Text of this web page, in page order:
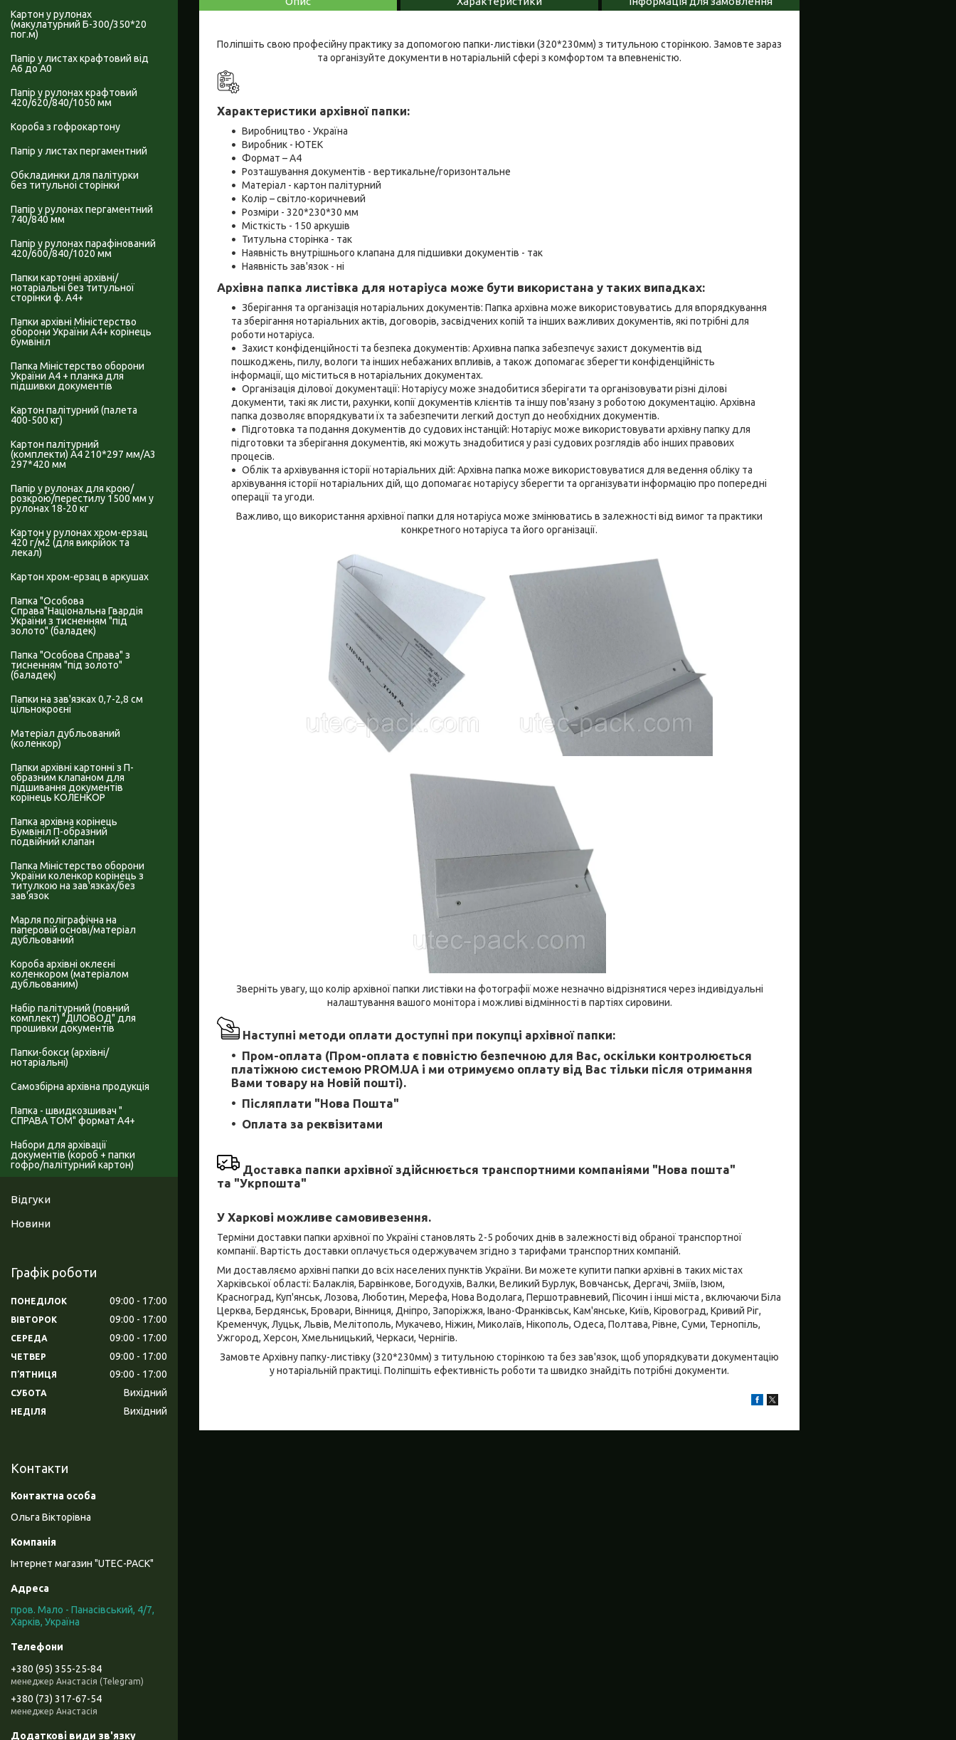
Поліпшіть свою професійну практику за допомогою папки-листівки (320*230мм) з титульною сторінкою. Замовте зараз
та організуйте документи в нотаріальній сфері з комфортом та впевненістю.
Характеристики архівної папки:
Виробництво - Україна
Виробник - ЮТЕК
Формат – А4
Розташування документів - вертикальне/горизонтальне
Матеріал - картон палітурний
Колір – світло-коричневий
Розміри - 320*230*30 мм
Місткість - 150 аркушів
Титульна сторінка - так
Наявність внутрішнього клапана для підшивки документів - так
Наявність зав'язок - ні
Архівна папка листівка для нотаріуса може бути використана у таких випадках:
Зберігання та організація нотаріальних документів: Папка архівна може використовуватись для впорядкування
та зберігання нотаріальних актів, договорів, засвідчених копій та інших важливих документів, які потрібні для
роботи нотаріуса.
Захист конфіденційності та безпека документів: Архивна папка забезпечує захист документів від
пошкоджень, пилу, вологи та інших небажаних впливів, а також допомагає зберегти конфіденційність
інформації, що міститься в нотаріальних документах.
Організація ділової документації: Нотаріусу може знадобитися зберігати та організовувати різні ділові
документи, такі як листи, рахунки, копії документів клієнтів та іншу пов'язану з роботою документацію. Архівна
папка дозволяє впорядкувати їх та забезпечити легкий доступ до необхідних документів.
Підготовка та подання документів до судових інстанцій: Нотаріус може використовувати архівну папку для
підготовки та зберігання документів, які можуть знадобитися у разі судових розглядів або інших правових
процесів.
Облік та архівування історії нотаріальних дій: Архівна папка може використовуватися для ведення обліку та
архівування історії нотаріальних дій, що допомагає нотаріусу зберегти та організувати інформацію про попередні
операції та угоди.
Важливо, що використання архівної папки для нотаріуса може змінюватись в залежності від вимог та практики
конкретного нотаріуса та його організації.
Зверніть увагу, що колір архівної папки листівки на фотографії може незначно відрізнятися через індивідуальні
налаштування вашого монітора і можливі відмінності в партіях сировини.
Наступні методи оплати доступні при покупці архівної папки:
Пром-оплата (Пром-оплата є повністю безпечною для Вас, оскільки контролюється
платіжною системою PROM.UA і ми отримуємо оплату від Вас тільки після отримання
Вами товару на Новій пошті).
Післяплати "Нова Пошта"
Оплата за реквізитами
Доставка папки архівної здійснюється транспортними компаніями "Нова пошта"
та "Укрпошта"
У Харкові можливе самовивезення.
Терміни доставки папки архівної по Україні становлять 2-5 робочих днів в залежності від обраної транспортної
компанії. Вартість доставки оплачується одержувачем згідно з тарифами транспортних компаній.
Ми доставляємо архівні папки до всіх населених пунктів України. Ви можете купити папки архівні в таких містах
Харківської області: Балаклія, Барвінкове, Богодухів, Валки, Великий Бурлук, Вовчанськ, Дергачі, Зміїв, Ізюм,
Красноград, Куп'янськ, Лозова, Люботин, Мерефа, Нова Водолага, Першотравневий, Пісочин і інші міста , включаючи Біла
Церква, Бердянськ, Бровари, Вінниця, Дніпро, Запоріжжя, Івано-Франківськ, Кам'янське, Київ, Кіровоград, Кривий Ріг,
Кременчук, Луцьк, Львів, Мелітополь, Мукачево, Ніжин, Миколаїв, Нікополь, Одеса, Полтава, Рівне, Суми, Тернопіль,
Ужгород, Херсон, Хмельницький, Черкаси, Чернігів.
Замовте Архівну папку-листівку (320*230мм) з титульною сторінкою та без зав'язок, щоб упорядкувати документацію
у нотаріальній практиці. Поліпшіть ефективність роботи та швидко знайдіть потрібні документи.
Картон у рулонах
(макулатурний Б-300/350*20
пог.м)
Папір у листах крафтовий від
А6 до А0
Папір у рулонах крафтовий
420/620/840/1050 мм
Короба з гофрокартону
Папір у листах пергаментний
Обкладинки для палітурки
без титульноі сторінки
Папір у рулонах пергаментний
740/840 мм
Папір у рулонах парафінований
420/600/840/1020 мм
Папки картонні архівні/
нотаріальні без титульної
сторінки ф. А4+
Папки архівні Міністерство
оборони України А4+ корінець
бумвініл
Папка Міністерство оборони
України А4 + планка для
підшивки документів
Картон палітурний (палета
400-500 кг)
Картон палітурний
(комплекти) А4 210*297 мм/А3
297*420 мм
Папір у рулонах для крою/
розкрою/перестилу 1500 мм у
рулонах 18-20 кг
Картон у рулонах хром-ерзац
420 г/м2 (для викрійок та
лекал)
Картон хром-ерзац в аркушах
Папка "Особова
Справа"Національна Гвардія
України з тисненням "під
золото" (баладек)
Папка "Особова Справа" з
тисненням "під золото"
(баладек)
Папки на зав'язках 0,7-2,8 см
цільнокроєні
Матеріал дубльований
(коленкор)
Папки архівні картонні з П-
образним клапаном для
підшивання документів
корінець КОЛЕНКОР
Папка архівна корінець
Бумвініл П-образний
подвійний клапан
Папка Міністерство оборони
України коленкор корінець з
титулкою на зав'язках/без
зав'язок
Марля поліграфічна на
паперовій основі/матеріал
дубльований
Короба архівні оклеєні
коленкором (матеріалом
дубльованим)
Набір палітурний (повний
комплект) "ДІЛОВОД" для
прошивки документів
Папки-бокси (архівні/
нотаріальні)
Самозбірна архівна продукція
Папка - швидкозшивач "
СПРАВА ТОМ" формат А4+
Набори для архівації
документів (короб + папки
гофро/палітурний картон)
Відгуки
Новини
Графік роботи
ПОНЕДІЛОК 09:00 17:00
ВІВТОРОК 09:00 17:00
СЕРЕДА 09:00 17:00
ЧЕТВЕР 09:00 17:00
ПʼЯТНИЦЯ 09:00 17:00
СУБОТА Вихідний
НЕДІЛЯ Вихідний
Контакти
Ольга Вікторівна
Інтернет магазин "UTEC-PACK"
пров. Мало - Панасівський, 4/7,
Харків, Україна
+380 (95) 355-25-84
менеджер Анастасія (Telegram)
+380 (73) 317-67-54
менеджер Анастасія